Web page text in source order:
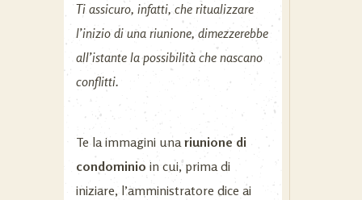
Ti assicuro, infatti, che ritualizzare
l’inizio di una riunione, dimezzerebbe
all’istante la possibilità che nascano
conflitti.
Te la immagini unariunione di
condominio in cui, prima di
iniziare, l’amministratore dice ai